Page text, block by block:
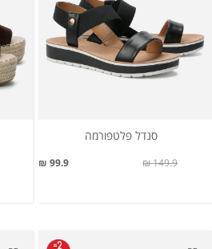
סנדל פלטפורמה
99.9 ₪ 149.9 ₪